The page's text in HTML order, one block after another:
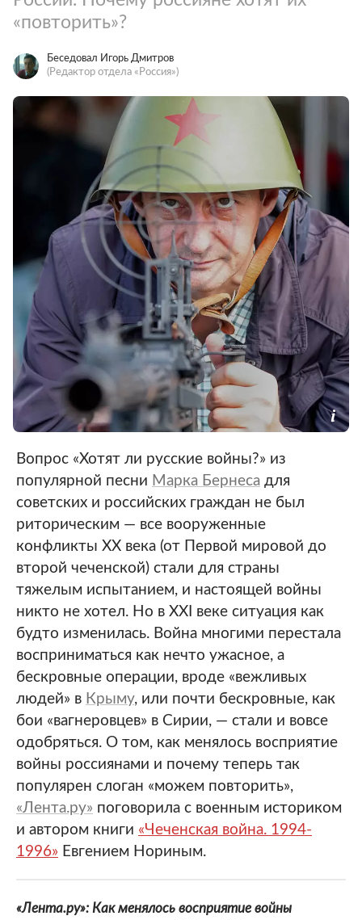
«повторить»?
Беседовал Игорь Дмитров
(Редактор отдела «Россия»)
Вопрос «Хотят ли русские войны?» из
популярной песни Марка Бернеса для
советских и российских граждан не был
риторическим — все вооруженные
конфликты XX века (от Первой мировой до
второй чеченской) стали для страны
тяжелым испытанием, и настоящей войны
никто не хотел. Но в XXI веке ситуация как
будто изменилась. Война многими перестала
восприниматься как нечто ужасное, а
бескровные операции, вроде «вежливых
людей» в Крыму, или почти бескровные, как
бои «вагнеровцев» в Сирии, — стали и вовсе
одобряться. О том, как менялось восприятие
войны россиянами и почему теперь так
популярен слоган «можем повторить»,
«Лента.ру» поговорила с военным историком
и автором книги «Чеченская война. 1994-
1996» Евгением Нориным.
«Лента.ру»: Как менялось восприятие войны